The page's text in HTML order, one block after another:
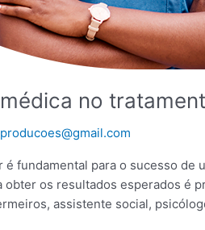
no
fundamental para o sucesso
os resultados esperados é
assistente social,